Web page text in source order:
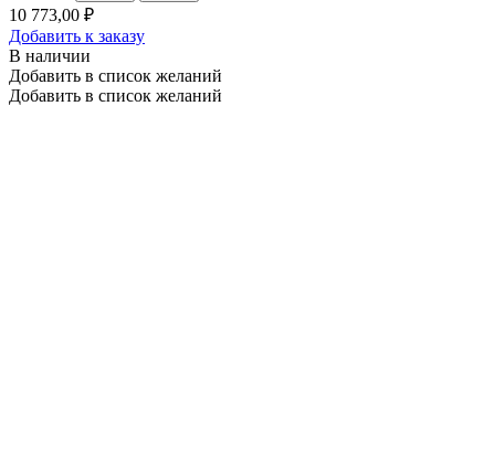
10 773,00 ₽
Добавить к заказу
В наличии
Добавить в список желаний
Добавить в список желаний